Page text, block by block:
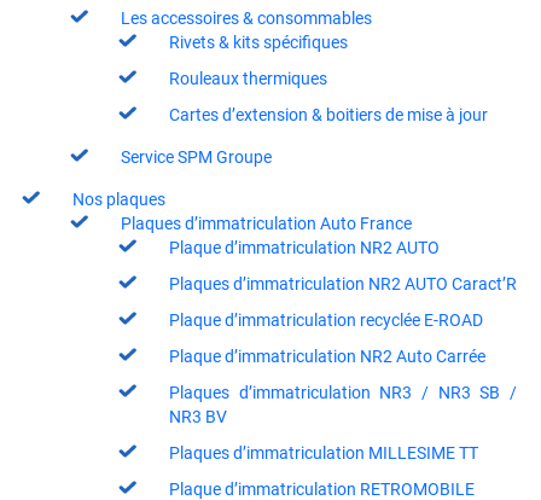
Les accessoires & consommables
Rivets & kits spécifiques
Rouleaux thermiques
Cartes d’extension & boitiers de mise à jour
Service SPM Groupe
Nos plaques
Plaques d’immatriculation Auto France
Plaque d’immatriculation NR2 AUTO
Plaques d’immatriculation NR2 AUTO Caract’R
Plaque d’immatriculation recyclée E-ROAD
Plaque d’immatriculation NR2 Auto Carrée
Plaques d’immatriculation NR3 / NR3 SB /
NR3 BV
Plaques d’immatriculation MILLESIME TT
Plaque d’immatriculation RETROMOBILE